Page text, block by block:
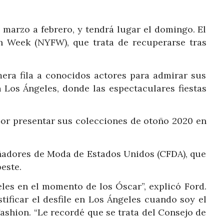
a febrero, y tendrá lugar el domingo. El
(NYFW), que trata de recuperarse tras
fila a conocidos actores para admirar sus
Ángeles, donde las espectaculares fiestas
presentar sus colecciones de otoño 2020 en
de Moda de Estados Unidos (CFDA), que
en el momento de los Óscar”, explicó Ford.
el desfile en Los Ángeles cuando soy el
“Le recordé que se trata del Consejo de